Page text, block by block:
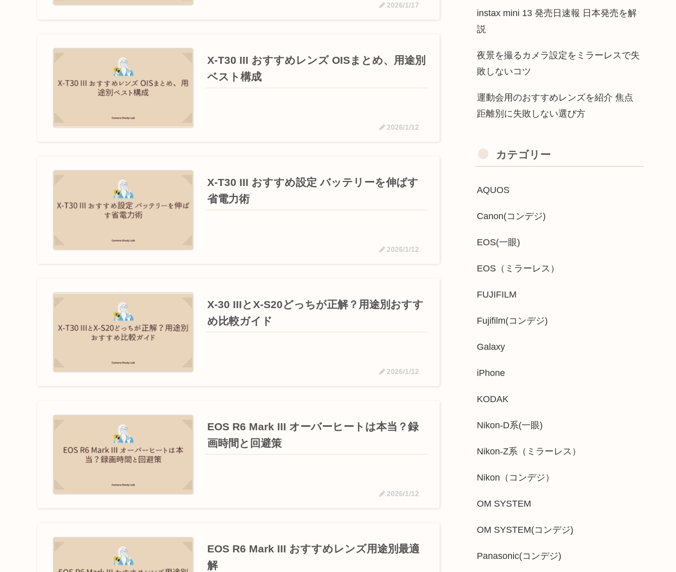
2026/1/17
X-T30 III おすすめレンズ OISまとめ、用途別
ベスト構成
2026/1/12
X-T30 III おすすめ設定 バッテリーを伸ばす
省電力術
2026/1/12
X-30 IIIとX-S20どっちが正解？用途別おすす
め比較ガイド
2026/1/12
EOS R6 Mark III オーバーヒートは本当？録
画時間と回避策
2026/1/12
EOS R6 Mark III おすすめレンズ用途別最適
解
instax mini 13 発売日速報 日本発売を解
説
夜景を撮るカメラ設定をミラーレスで失
敗しないコツ
運動会用のおすすめレンズを紹介 焦点
距離別に失敗しない選び方
カテゴリー
AQUOS
Canon(コンデジ)
EOS(一眼)
EOS（ミラーレス）
FUJIFILM
Fujifilm(コンデジ)
Galaxy
iPhone
KODAK
Nikon-D系(一眼)
Nikon-Z系（ミラーレス）
Nikon（コンデジ）
OM SYSTEM
OM SYSTEM(コンデジ)
Panasonic(コンデジ)